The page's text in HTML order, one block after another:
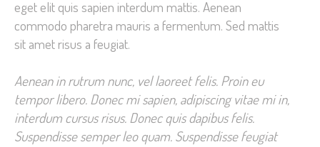
eget elit quis sapien interdum mattis. Aenean
commodo pharetra mauris a fermentum. Sed mattis
sit amet risus a feugiat.
Aenean in rutrum nunc, vel laoreet felis. Proin eu
tempor libero. Donec mi sapien, adipiscing vitae mi in,
interdum cursus risus. Donec quis dapibus felis.
Suspendisse semper leo quam. Suspendisse feugiat